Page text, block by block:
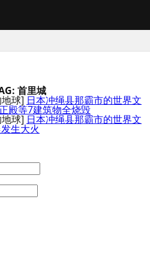
首里城
球] 日本冲绳县那霸市的世界文
殿等7建筑物全烧毁
球] 日本冲绳县那霸市的世界文
生大火